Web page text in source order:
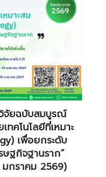
จัยฉบับสมบูรณ์
คโนโลยีที่เหมาะ
เพื่อยกระดับ
ษฐกิจฐานราก”
มกราคม 2569)